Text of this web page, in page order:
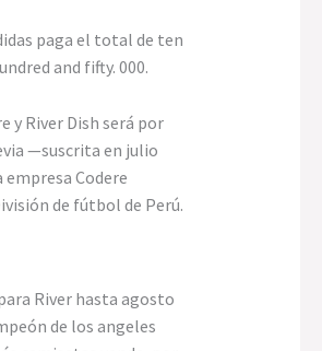
paga el total de ten
and fifty. 000.
y River Dish será por
—suscrita en julio
Codere
de fútbol de Perú.
River hasta agosto
de los angeles